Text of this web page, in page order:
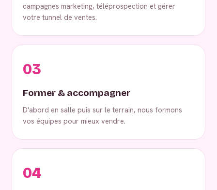
campagnes marketing, téléprospection et gérer
votre tunnel de ventes.
03
Former & accompagner
D'abord en salle puis sur le terrain, nous formons
vos équipes pour mieux vendre.
04